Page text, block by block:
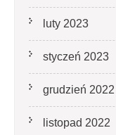
luty 2023
styczeń 2023
grudzień 2022
listopad 2022